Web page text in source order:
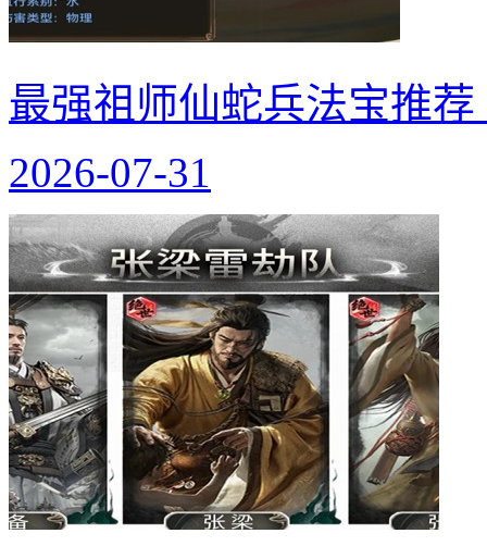
最强祖师仙蛇兵法宝推
2026-07-31